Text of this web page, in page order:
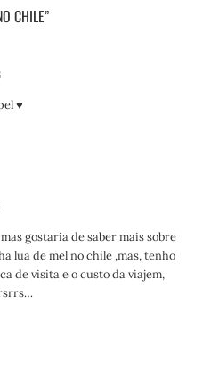
CHILE”
♥
gostaria de saber mais sobre
lua de mel no chile ,mas, tenho
de visita e o custo da viajem,